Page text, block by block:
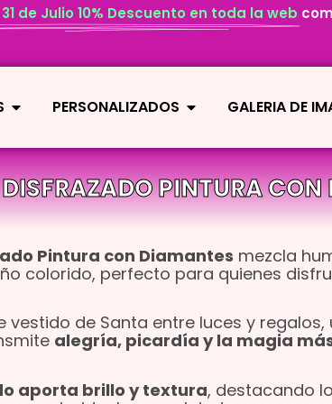
de Julio 10% Descuento en toda la web
PERSONALIZADOS GALERIA DE
PINTURA CON
Pintura con Diamantes mezcla
colorido, perfecto para quienes
vestido de Santa entre luces y regalos,
alegría, picardía y la magia
aporta brillo y textura, destacando